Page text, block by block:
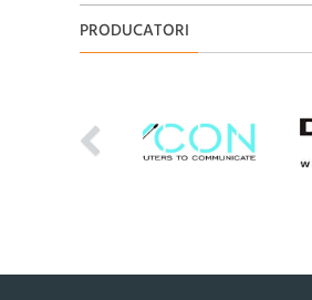
PRODUCATORI